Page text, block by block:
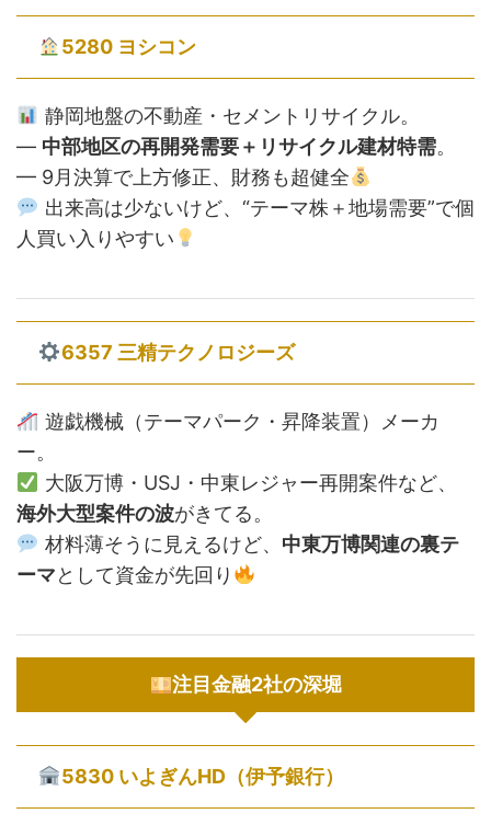
5280 ヨシコン
静岡地盤の不動産・セメントリサイクル。
— 中部地区の再開発需要＋リサイクル建材特需。
— 9月決算で上方修正、財務も超健全
出来高は少ないけど、“テーマ株＋地場需要”で個
人買い入りやすい
6357 三精テクノロジーズ
遊戯機械（テーマパーク・昇降装置）メーカ
ー。
大阪万博・USJ・中東レジャー再開案件など、
海外大型案件の波がきてる。
材料薄そうに見えるけど、 中東万博関連の裏テ
ーマとして資金が先回り
注目金融2社の深堀
5830 いよぎんHD（伊予銀行）